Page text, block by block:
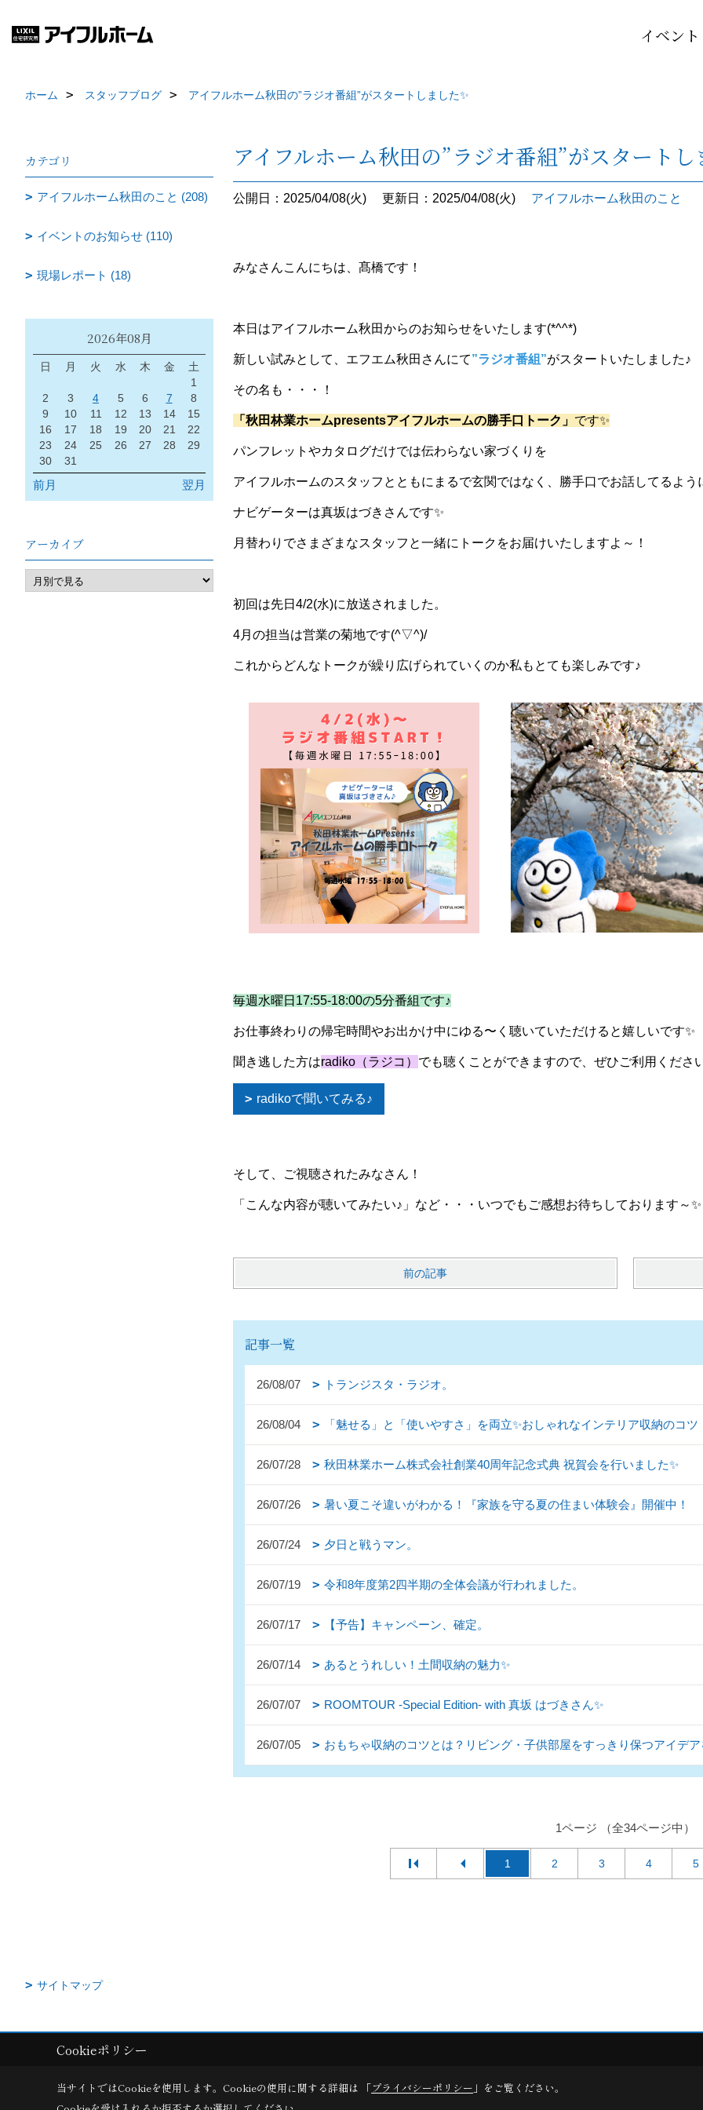
イベント
ホーム スタッフブログ アイフルホーム秋田の”ラジオ番組”がスタートしました✨
アイフルホーム秋田の”ラジオ番組”がスタートし
公開日：2025/04/08(火) 更新日：2025/04/08(火) アイフルホーム秋田のこと
みなさんこんにちは、髙橋です！
本日はアイフルホーム秋田からのお知らせをいたします(*^^*)
新しい試みとして、エフエム秋田さんにて”ラジオ番組”がスタートいたしました♪
その名も・・・！
「秋田林業ホームpresentsアイフルホームの勝手口トーク」 です✨
パンフレットやカタログだけでは伝わらない家づくりを
アイフルホームのスタッフとともにまるで玄関ではなく、勝手口でお話してるよう
ナビゲーターは真坂はづきさんです✨
月替わりでさまざまなスタッフと一緒にトークをお届けいたしますよ～！
初回は先日4/2(水)に放送されました。
4月の担当は営業の菊地です(^▽^)/
これからどんなトークが繰り広げられていくのか私もとても楽しみです♪
毎週水曜日17:55-18:00の5分番組です♪
お仕事終わりの帰宅時間やお出かけ中にゆる〜く聴いていただけると嬉しいです✨
聞き逃した方はradiko（ラジコ） でも聴くことができますので、ぜひご利用くださ
radikoで聞いてみる♪
そして、ご視聴されたみなさん！
「こんな内容が聴いてみたい♪」など・・・いつでもご感想お待ちしております～✨
前の記事
記事一覧
26/08/07 トランジスタ・ラジオ。
26/08/04 「魅せる」と「使いやすさ」を両立✨おしゃれなインテリア収納のコツ
26/07/28 秋田林業ホーム株式会社創業40周年記念式典 祝賀会を行いました✨
26/07/26 暑い夏こそ違いがわかる！『家族を守る夏の住まい体験会』開催中！
26/07/24 夕日と戦うマン。
26/07/19 令和8年度第2四半期の全体会議が行われました。
26/07/17 【予告】キャンペーン、確定。
26/07/14 あるとうれしい！土間収納の魅力✨
26/07/07 ROOMTOUR -Special Edition- with 真坂 はづきさん✨
26/07/05 おもちゃ収納のコツとは？リビング・子供部屋をすっきり保つアイデア
1ページ （全34ページ中）
1 2 3 4 5
カテゴリ
アイフルホーム秋田のこと (208)
イベントのお知らせ (110)
現場レポート (18)
2026年08月
日 月 火 水 木 金
土
1
2
3 4 5 6 7
8
9
10 11 12 13 14
15
16
17 18 19 20 21
22
23
24 25 26 27 28
29
30
31
前月 翌月
アーカイブ
サイトマップ
Copyright (c) AkitaRingyouHome. All Rights Reserved.
Cookieポリシー
当サイトではCookieを使用します。 Cookieの使用に関する詳細は 「プライバシーポリシー 」をご覧ください。